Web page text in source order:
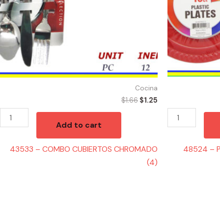
Cocina
$1.66 $1.25
quantity
Add to cart
43533 – COMBO CUBIERTOS CHROMADO
(4)
quantity
48524 –